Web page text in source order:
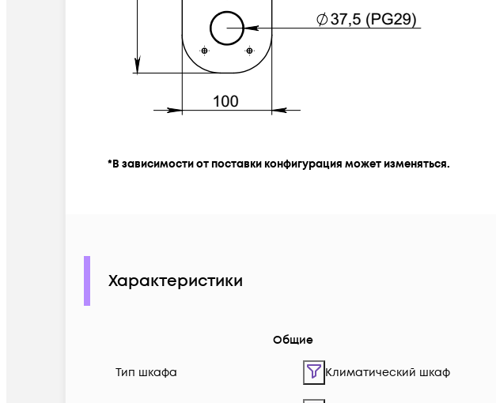
*В зависимости от поставки конфигурация может изменяться.
Характеристики
Общие
Тип шкафа Климатический шкаф